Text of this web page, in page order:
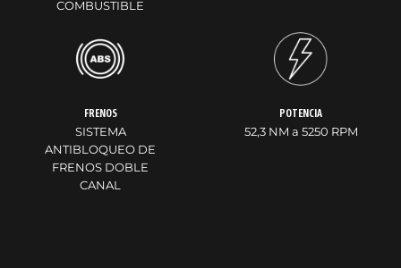
COMBUSTIBLE
FRENOS
SISTEMA
ANTIBLOQUEO DE
FRENOS DOBLE
CANAL
POTENCIA
52,3 NM a 5250 RPM